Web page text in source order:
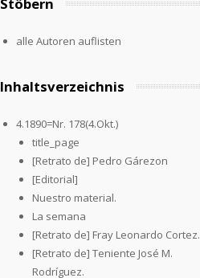
alle Autoren auflisten
Inhaltsverzeichnis
4.1890=Nr. 178(4.Okt.)
title_page
[Retrato de] Pedro Gárezon
[Editorial]
Nuestro material.
La semana
[Retrato de] Fray Leonardo Cortez.
[Retrato de] Teniente José M.
Rodríguez.